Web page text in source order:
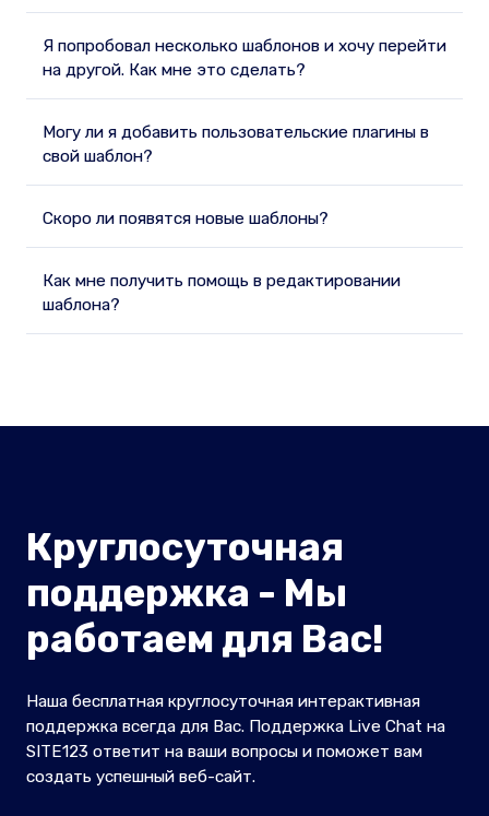
Я попробовал несколько шаблонов и хочу перейти
на другой. Как мне это сделать?
Могу ли я добавить пользовательские плагины в
свой шаблон?
Скоро ли появятся новые шаблоны?
Как мне получить помощь в редактировании
шаблона?
Круглосуточная
поддержка - Мы
работаем для Вас!
Наша бесплатная круглосуточная интерактивная
поддержка всегда для Вас. Поддержка Live Chat на
SITE123 ответит на ваши вопросы и поможет вам
создать успешный веб-сайт.